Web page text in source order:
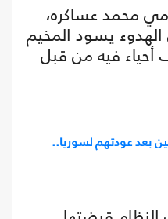
محمد عساكره،
لـ"عربي21" أن الهدوء يسود المخيم
أحياء فيه من قبل
بعد عودتهم لسوريا..